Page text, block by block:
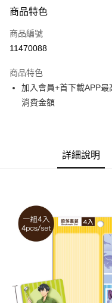
信用卡一次付款
超商取貨付款
Apple Pay
悠遊付
全家取貨付款
每筆NT$65，滿NT$1,300(
每筆NT$65，滿
(不開放使用，請勿選取）
商品特色
商品編號
11470088
商品特色
加入會員+首下載APP
消費金額
詳細說明